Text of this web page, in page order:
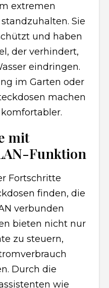
extremen
Sie
und haben
der verhindert,
eindringen.
im Garten oder
machen
mit
Funktion
Fortschritte
finden, die
verbunden
bieten nicht nur
zu steuern,
Durch die
wie